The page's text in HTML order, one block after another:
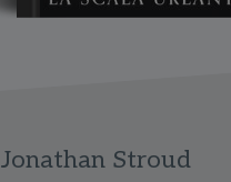
Jonathan Stroud